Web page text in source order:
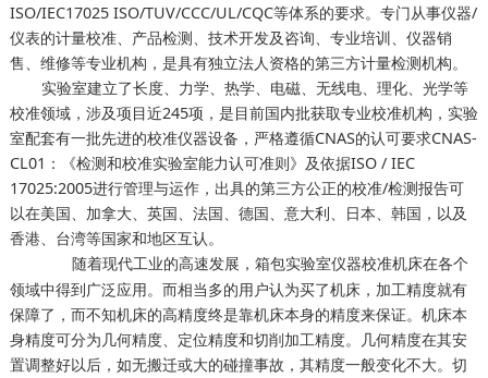
ISO/IEC17025 ISO/TUV/CCC/UL/CQC等体系的要求。专门从事仪器/
仪表的计量校准、产品检测、技术开发及咨询、专业培训、仪器销
售、维修等专业机构，是具有独立法人资格的第三方计量检测机构。
实验室建立了长度、力学、热学、电磁、无线电、理化、光学等
校准领域，涉及项目近245项，是目前国内批获取专业校准机构，实验
室配套有一批先进的校准仪器设备，严格遵循CNAS的认可要求CNAS-
CL01：《检测和校准实验室能力认可准则》及依据ISO / IEC
17025:2005进行管理与运作，出具的第三方公正的校准/检测报告可
以在美国、加拿大、英国、法国、德国、意大利、日本、韩国，以及
香港、台湾等国家和地区互认。
随着现代工业的高速发展， 箱包实验室仪器校准机床在各个
领域中得到广泛应用。而相当多的用户认为买了机床，加工精度就有
保障了，而不知机床的高精度终是靠机床本身的精度来保证。机床本
身精度可分为几何精度、定位精度和切削加工精度。几何精度在其安
置调整好以后，如无搬迁或大的碰撞事故，其精度一般变化不大。切